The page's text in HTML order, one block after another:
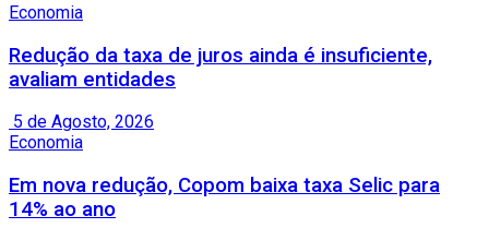
Economia
Redução da taxa de juros ainda é insuficiente,
avaliam entidades
5 de Agosto, 2026
Economia
Em nova redução, Copom baixa taxa Selic para
14% ao ano